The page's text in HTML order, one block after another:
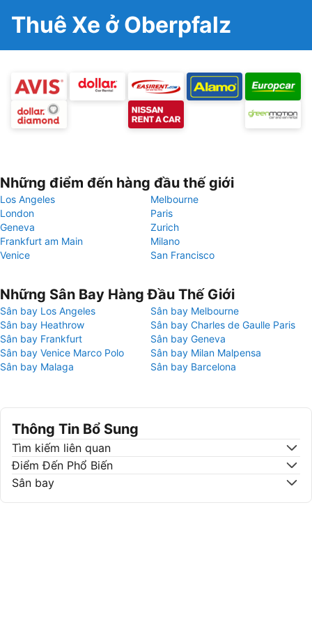
Thuê Xe ở Oberpfalz
Những điểm đến hàng đầu thế giới
Los Angeles
Melbourne
London
Paris
Geneva
Zurich
Frankfurt am Main
Milano
Venice
San Francisco
Những Sân Bay Hàng Đầu Thế Giới
Sân bay Los Angeles
Sân bay Melbourne
Sân bay Heathrow
Sân bay Charles de Gaulle Paris
Sân bay Frankfurt
Sân bay Geneva
Sân bay Venice Marco Polo
Sân bay Milan Malpensa
Sân bay Malaga
Sân bay Barcelona
Thông Tin Bổ Sung
Tìm kiếm liên quan
Điểm Đến Phổ Biến
Sân bay